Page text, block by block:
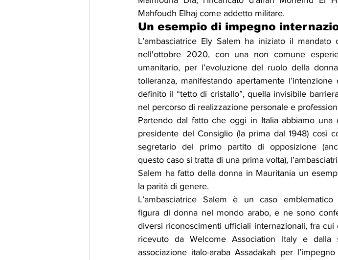
Mahfoudh Elhaj come addetto militare.
Un esempio di impegno
L’ambasciatrice Ely Salem ha iniziato il
nell'ottobre 2020, con una non comune
umanitario, per l’evoluzione del ruolo della
tolleranza, manifestando apertamente
definito il “tetto di cristallo”, quella invisibile
nel percorso di realizzazione personale e
Partendo dal fatto che oggi in Italia abbiamo una
presidente del Consiglio (la prima dal 1948) così
segretario del primo partito di opposizione
questo caso si tratta di una prima volta),
Salem ha fatto della donna in Mauritania un
la parità di genere.
L’ambasciatrice Salem è un caso emblematico
figura di donna nel mondo arabo, e ne sono
diversi riconoscimenti ufficiali internazionali, fra cui
ricevuto da Welcome Association Italy e dalla
associazione italo-araba Assadakah per